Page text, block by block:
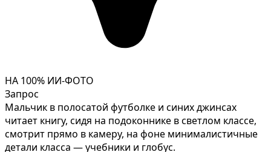
НА 100% ИИ-ФОТО
Запрос
Мальчик в полосатой футболке и синих джинсах
читает книгу, сидя на подоконнике в светлом классе,
смотрит прямо в камеру, на фоне минималистичные
детали класса — учебники и глобус.